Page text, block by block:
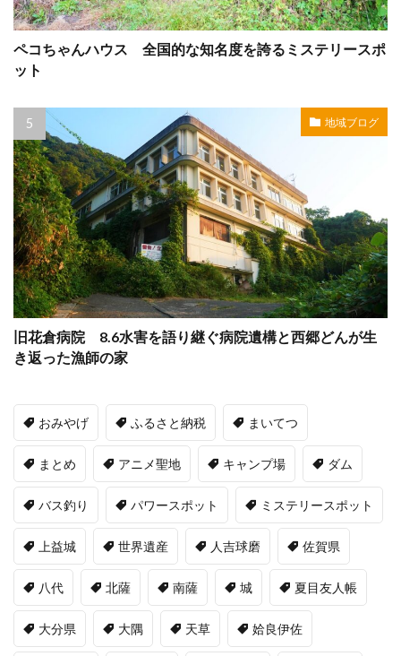
ペコちゃんハウス 全国的な知名度を誇るミステリースポ
ット
地域ブログ
旧花倉病院 8.6水害を語り継ぐ病院遺構と西郷どんが生
き返った漁師の家
おみやげ ふるさと納税 まいてつ
まとめ アニメ聖地 キャンプ場 ダム
バス釣り パワースポット ミステリースポット
上益城 世界遺産 人吉球磨 佐賀県
八代 北薩 南薩 城 夏目友人帳
大分県 大隅 天草 姶良伊佐